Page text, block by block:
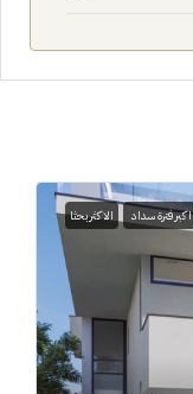
اكبر فترة سداد الاكثر بحثا